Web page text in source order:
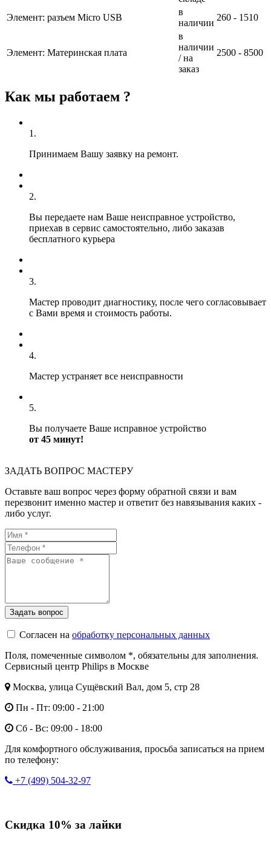
Элемент: разъем Micro USB
в
наличии
260 - 1510
Элемент: Материнская плата
в
наличии
/ на
заказ
2500 - 8500
Как мы работаем ?
1.
Принимаем Вашу заявку на ремонт.
2.
Вы передаете нам Ваше неисправное устройство,
приехав в сервис самостоятельно, либо заказав
бесплатного курьера
3.
Мастер проводит диагностику, после чего согласовывает
с Вами время и стоимость работы.
4.
Мастер устраняет все неисправности
5.
Вы получаете Ваше исправное устройство
от 45 минут!
ЗАДАТЬ ВОПРОС МАСТЕРУ
Оставьте ваш вопрос через форму обратной связи и вам
перезвонит именно мастер и ответит без навязывания каких -
либо услуг.
Согласен на обработку персональных данных
Поля, помеченные символом *, обязательны для заполнения.
Сервисный центр Philips в Москве
Москва, улица Сущёвский Вал, дом 5, стр 28
Пн - Пт: 09:00 - 21:00
Сб - Вс: 09:00 - 18:00
Для комфортного обслуживания, просьба записаться на прием
по телефону:
+7 (499) 504-32-97
Скидка 10% за лайки